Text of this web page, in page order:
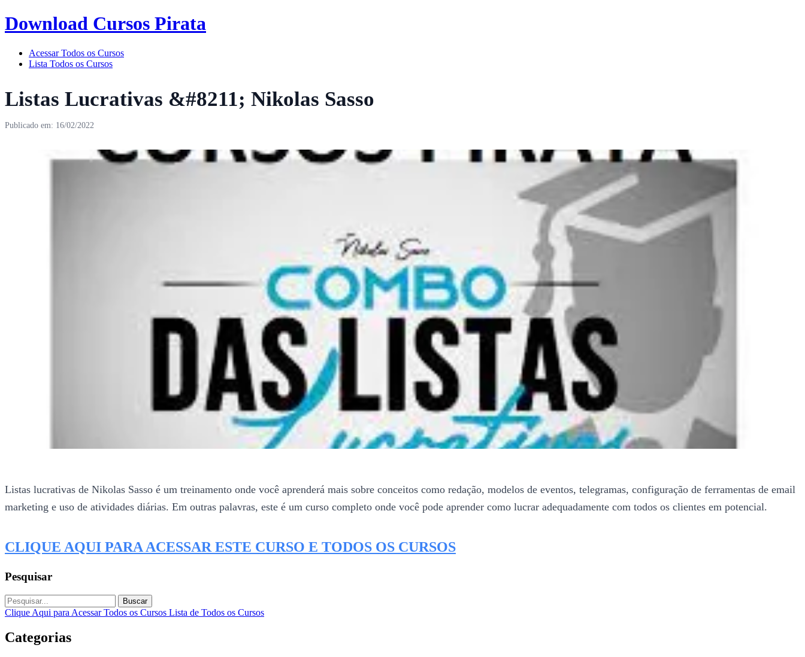
Download Cursos Pirata
Acessar Todos os Cursos
Lista Todos os Cursos
Listas Lucrativas &#8211; Nikolas Sasso
Publicado em: 16/02/2022
Listas lucrativas de Nikolas Sasso é um treinamento onde você aprenderá mais sobre conceitos como redação, modelos de eventos, telegramas, configuração de ferramentas de email
marketing e uso de atividades diárias. Em outras palavras, este é um curso completo onde você pode aprender como lucrar adequadamente com todos os clientes em potencial.
CLIQUE AQUI PARA ACESSAR ESTE CURSO E TODOS OS CURSOS
Pesquisar
Buscar
Clique Aqui para Acessar Todos os Cursos Lista de Todos os Cursos
Categorias